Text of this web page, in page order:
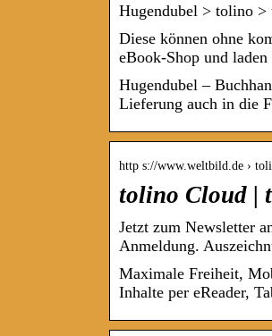
Hugendubel > tolino
Diese können ohne
eBook-Shop und
Hugendubel –
Lieferung auch in die
http s://www.weltbild.de ›
tolino Cloud |
Jetzt zum Newsletter
Anmeldung.
Maximale Freiheit,
Inhalte per eReader,